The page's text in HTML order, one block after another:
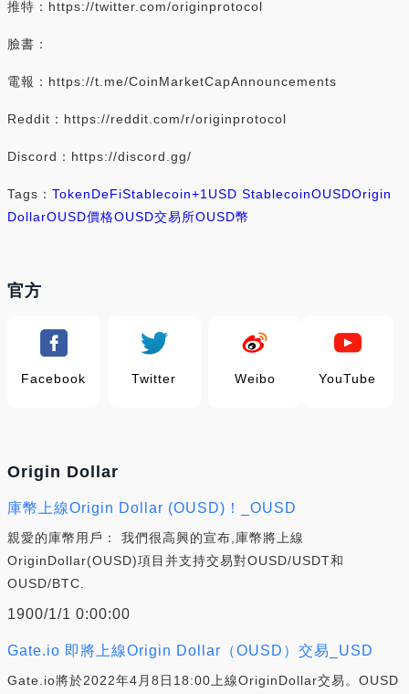
推特：https://twitter.com/originprotocol
臉書：
電報：https://t.me/CoinMarketCapAnnouncements
Reddit：https://reddit.com/r/originprotocol
Discord：https://discord.gg/
Tags： TokenDeFiStablecoin+1 USD StablecoinOUSDOrigin
DollarOUSD價格OUSD交易所OUSD幣
官方
Facebook Twitter Weibo YouTube
Origin Dollar
庫幣上線Origin Dollar (OUSD)！_OUSD
親愛的庫幣用戶： 我們很高興的宣布,庫幣將上線
OriginDollar(OUSD)項目并支持交易對OUSD/USDT和
OUSD/BTC.
1900/1/1 0:00:00
Gate.io 即將上線Origin Dollar（OUSD）交易_USD
Gate.io將於2022年4月8日18:00上線OriginDollar交易。OUSD